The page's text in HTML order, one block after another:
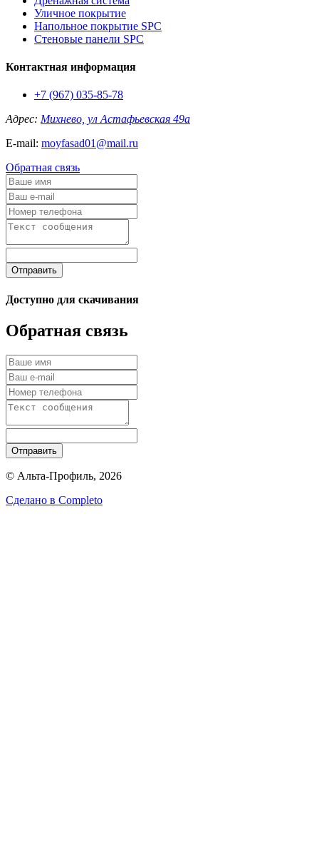
Уличное покрытие
Напольное покрытие SPC
Стеновые панели SPC
Контактная информация
+7 (967) 035-85-78
Адрес: Михнево, ул Астафьевская 49а
E-mail: moyfasad01@mail.ru
Обратная связь
Отправить
Доступно для скачивания
Обратная связь
Отправить
© Альта-Профиль, 2026
Сделано в Completo